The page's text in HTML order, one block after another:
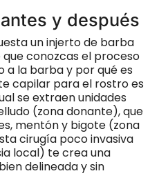
y después
un injerto de barba
conozcas el proceso
a la barba y por qué es
capilar para el rostro es
se extraen unidades
(zona donante), que
mentón y bigote (zona
cirugía poco invasiva
local) te crea una
delineada y sin